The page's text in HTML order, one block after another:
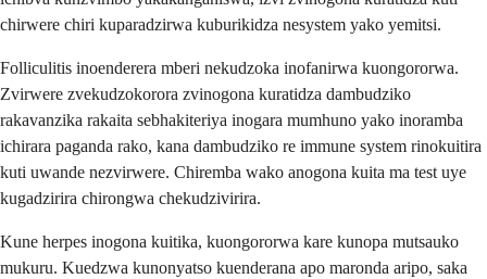
chirwere chiri kuparadzirwa kuburikidza nesystem yako yemitsi.
Folliculitis inoenderera mberi nekudzoka inofanirwa kuongororwa.
Zvirwere zvekudzokorora zvinogona kuratidza dambudziko
rakavanzika rakaita sebhakiteriya inogara mumhuno yako inoramba
ichirara paganda rako, kana dambudziko re immune system rinokuitira
kuti uwande nezvirwere. Chiremba wako anogona kuita ma test uye
kugadzirira chirongwa chekudzivirira.
Kune herpes inogona kuitika, kuongororwa kare kunopa mutsauko
mukuru. Kuedzwa kunonyatso kuenderana apo maronda aripo, saka